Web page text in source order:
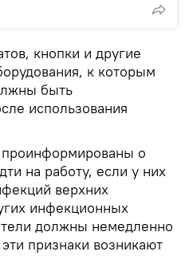
кнопки и другие
к которым
быть
использования
о
на работу, если у них
верхних
инфекционных
должны немедленно
признаки возникают